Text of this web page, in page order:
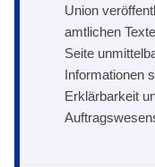
Union
amtlichen
Seite
Informationen
Erklärbarkeit